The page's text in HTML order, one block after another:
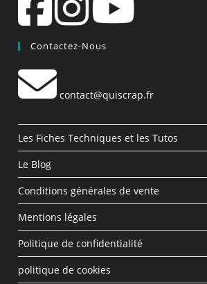
Contactez-Nous
contact@quiscrap.fr
Les Fiches Techniques et les Tutos
Le Blog
Conditions générales de vente
Mentions légales
Politique de confidentialité
politique de cookies